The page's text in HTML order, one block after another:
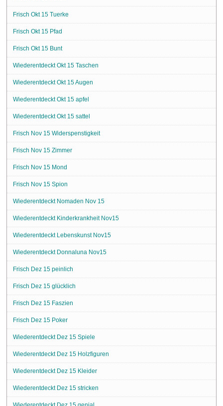
Frisch Okt 15 Tuerke
Frisch Okt 15 Pfad
Frisch Okt 15 Bunt
Wiederentdeckt Okt 15 Taschen
Wiederentdeckt Okt 15 Augen
Wiederentdeckt Okt 15 apfel
Wiederentdeckt Okt 15 sattel
Frisch Nov 15 Widerspenstigkeit
Frisch Nov 15 Zimmer
Frisch Nov 15 Mond
Frisch Nov 15 Spion
Wiederentdeckt Nomaden Nov 15
Wiederentdeckt Kinderkrankheit Nov15
Wiederentdeckt Lebenskunst Nov15
Wiederentdeckt Donnaluna Nov15
Frisch Dez 15 peinlich
Frisch Dez 15 glücklich
Frisch Dez 15 Faszien
Frisch Dez 15 Poker
Wiederentdeckt Dez 15 Spiele
Wiederentdeckt Dez 15 Holzfiguren
Wiederentdeckt Dez 15 Kleider
Wiederentdeckt Dez 15 stricken
Wiederentdeckt Dez 15 genial